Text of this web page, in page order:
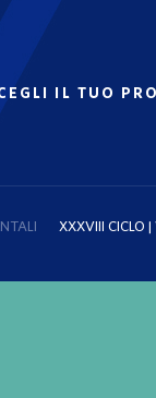
IL TUO
XXXVIII CICLO